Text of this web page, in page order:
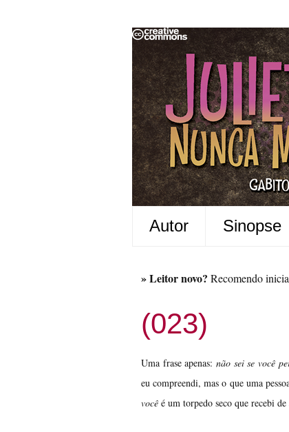
Autor Sinopse
» Leitor novo? Recomendo
(023)
Uma frase apenas:não sei se você
eu compreendi, mas o que uma
você é um torpedo seco que recebi